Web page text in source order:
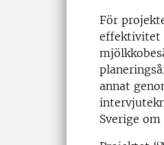
För
effektivitet
annat
Sverige